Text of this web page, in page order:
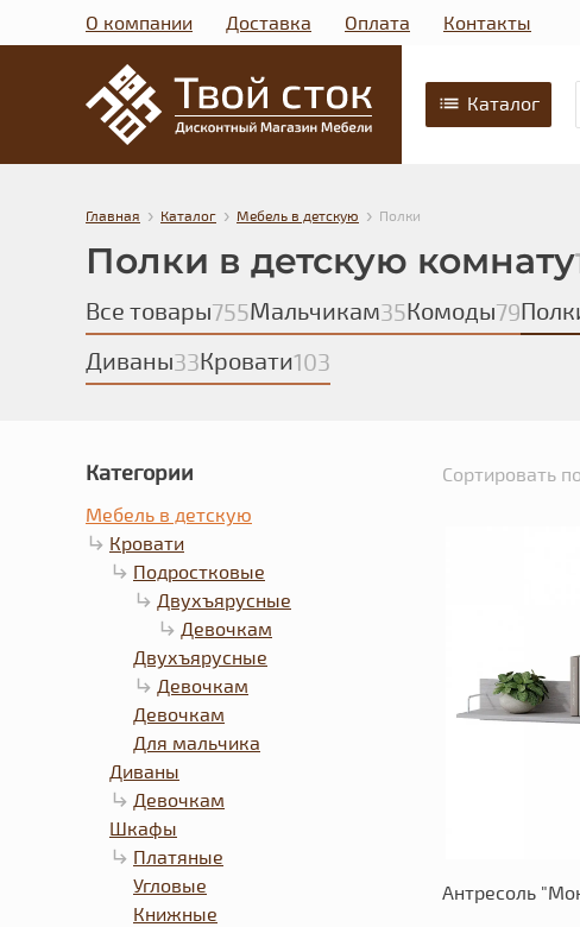
О компании Доставка Оплата Контакты
Каталог
Главная › Каталог › Мебель в детскую › Полки
Полки в детскую комнату
Все товары755Мальчикам35Комоды79
Диваны33Кровати103
Категории
Мебель в детскую
Кровати
Подростковые
Двухъярусные
Девочкам
Двухъярусные
Девочкам
Девочкам
Для мальчика
Диваны
Девочкам
Шкафы
Платяные
Угловые
Книжные
Сортировать
Антресоль